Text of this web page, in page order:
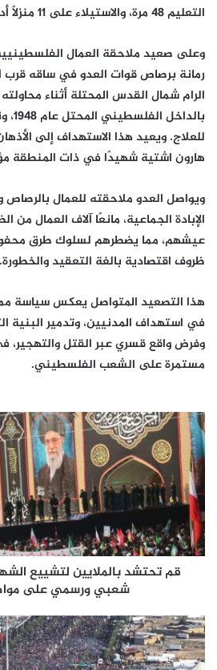
التعليم 48 مرة، والاستيلاء على 11 منزلًا أدت لنزوح 135 مقدسيًا.
وعلى صعيد ملاحقة العمال
رمانة برصاص قوات العدو في ساقه قرب
الرام شمال القدس المحتلة أثناء
للعلاج. ويعيد هذا الاستهداف إلى
هارون اشتية شهيدًا في ذات المنطقة
ويواصل العدو ملاحقته للعمال بالرصاص
الإبادة الجماعية، مانعًا آلاف العمال
عيشهم، مما يضطرهم لسلوك طرق
ظروف اقتصادية بالغة التعقيد والخطورة.
هذا التصعيد المتواصل يعكس سياسة
في استهداف المدنيين، وتدمير البنية
وفرض واقع قسري عبر القتل والتهجير،
مستمرة على الشعب الفلسطيني.
قم تحتشد بالملايين لتشييع
شعبي ورسمي على